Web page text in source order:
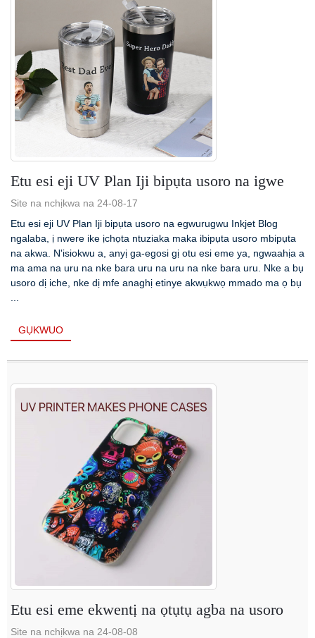
Etu esi eji UV Plan Iji bipụta usoro na igwe
Site na nchịkwa na 24-08-17
Etu esi eji UV Plan Iji bipụta usoro na egwurugwu Inkjet Blog
ngalaba, ị nwere ike ịchọta ntuziaka maka ibipụta usoro mbipụta
na akwa. N'isiokwu a, anyị ga-egosi gị otu esi eme ya, ngwaahịa a
ma ama na uru na nke bara uru na uru na nke bara uru. Nke a bụ
usoro dị iche, nke dị mfe anaghị etinye akwụkwọ mmado ma ọ bụ
...
GỤKWUO
Etu esi eme ekwentị na ọtụtụ agba na usoro
Site na nchịkwa na 24-08-08